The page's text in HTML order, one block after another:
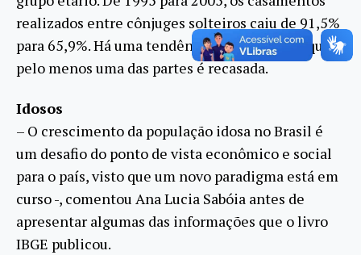
realizados entre cônjuges solteiros caiu de 91,5%
para 65,9%. Há uma tendência de uniões em que
pelo menos uma das partes é recasada.
Idosos
– O crescimento da população idosa no Brasil é
um desafio do ponto de vista econômico e social
para o país, visto que um novo paradigma está em
curso -, comentou Ana Lucia Sabóia antes de
apresentar algumas das informações que o livro
IBGE publicou.